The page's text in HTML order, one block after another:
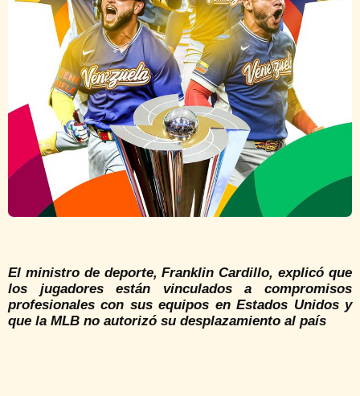
El ministro de deporte, Franklin Cardillo, explicó que
los jugadores están vinculados a compromisos
profesionales con sus equipos en Estados Unidos y
que la MLB no autorizó su desplazamiento al país